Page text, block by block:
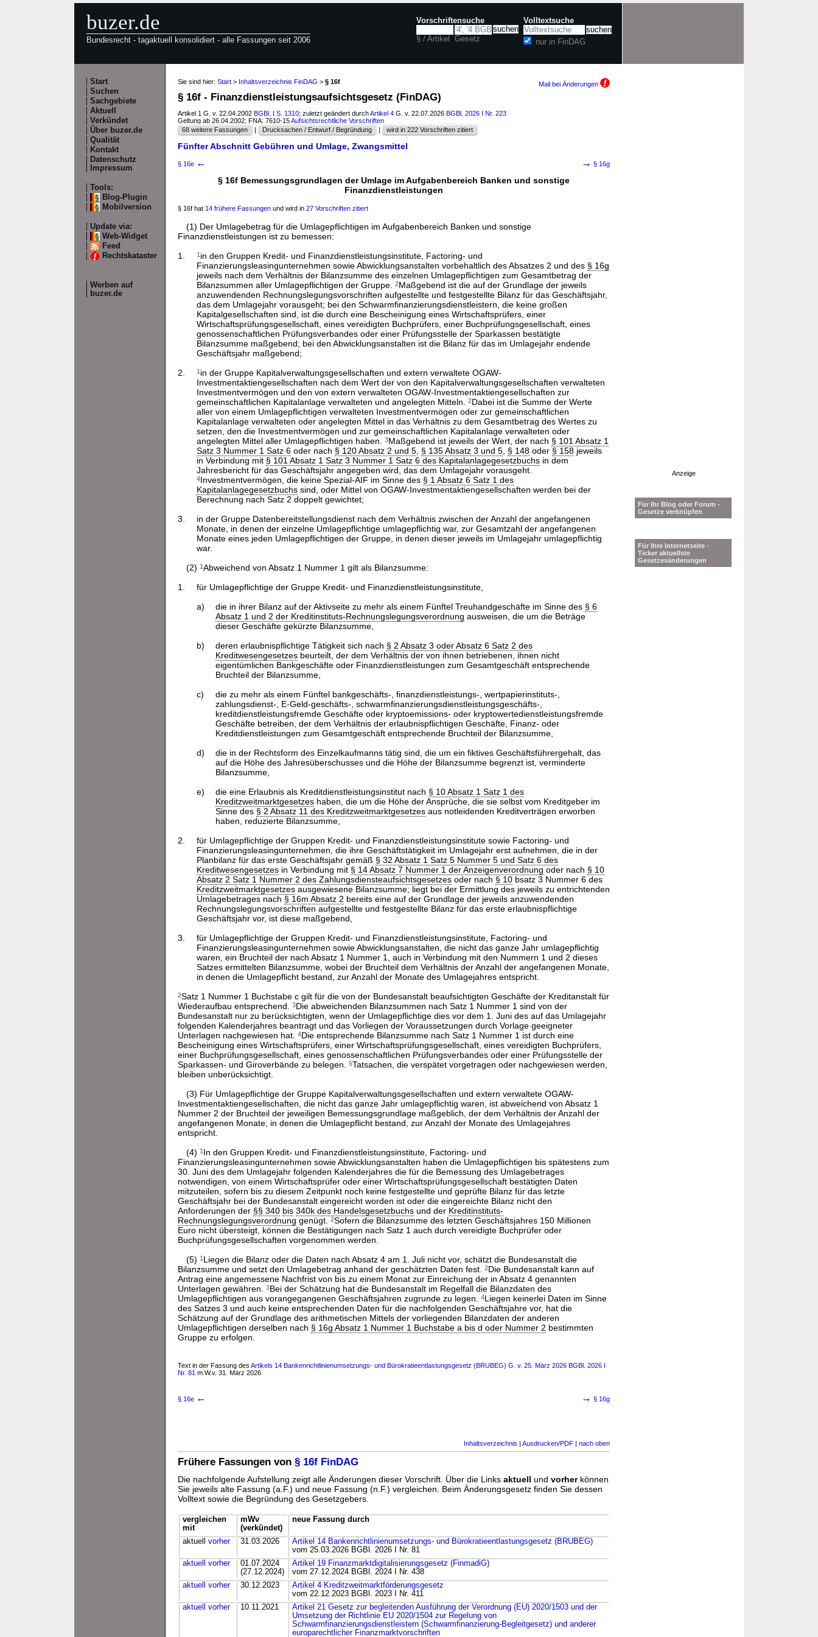
buzer.de
Bundesrecht - tagaktuell konsolidiert - alle Fassungen seit 2006
Vorschriftensuche
§ / Artikel Gesetz
Volltextsuche
nur in FinDAG
Start
Suchen
Sachgebiete
Aktuell
Verkündet
Über buzer.de
Qualität
Kontakt
Datenschutz
Impressum
Tools:
Blog-Plugin
Mobilversion
Update via:
Web-Widget
Feed
Rechtskataster
Werben auf
buzer.de
Sie sind hier: Start > Inhaltsverzeichnis FinDAG > § 16f Mail bei Änderungen
§ 16f - Finanzdienstleistungsaufsichtsgesetz (FinDAG)
Artikel 1 G. v. 22.04.2002 BGBl. I S. 1310; zuletzt geändert durchArtikel 4 G. v. 22.07.2026 BGBl. 2026 I Nr. 223
Geltung ab 26.04.2002; FNA: 7610-15Aufsichtsrechtliche Vorschriften
68 weitere Fassungen
| Drucksachen / Entwurf / Begründung | wird in 222 Vorschriften zitiert
Fünfter Abschnitt Gebühren und Umlage, Zwangsmittel
§ 16e ← → § 16g
§ 16f Bemessungsgrundlagen der Umlage im Aufgabenbereich Banken und sonstige
Finanzdienstleistungen
§ 16f hat 14 frühere Fassungen und wird in 27 Vorschriften zitiert
(1) Der Umlagebetrag für die Umlagepflichtigen im Aufgabenbereich Banken und sonstige
Finanzdienstleistungen ist zu bemessen:
1.
1in den Gruppen Kredit- und Finanzdienstleistungsinstitute, Factoring- und
Finanzierungsleasingunternehmen sowie Abwicklungsanstalten vorbehaltlich des Absatzes 2 und des § 16g
jeweils nach dem Verhältnis der Bilanzsumme des einzelnen Umlagepflichtigen zum Gesamtbetrag der
Bilanzsummen aller Umlagepflichtigen der Gruppe.
2Maßgebend ist die auf der Grundlage der jeweils
anzuwendenden Rechnungslegungsvorschriften aufgestellte und festgestellte Bilanz für das Geschäftsjahr,
das dem Umlagejahr vorausgeht; bei den Schwarmfinanzierungsdienstleistern, die keine großen
Kapitalgesellschaften sind, ist die durch eine Bescheinigung eines Wirtschaftsprüfers, einer
Wirtschaftsprüfungsgesellschaft, eines vereidigten Buchprüfers, einer Buchprüfungsgesellschaft, eines
genossenschaftlichen Prüfungsverbandes oder einer Prüfungsstelle der Sparkassen bestätigte
Bilanzsumme maßgebend; bei den Abwicklungsanstalten ist die Bilanz für das im Umlagejahr endende
Geschäftsjahr maßgebend;
2.
1in der Gruppe Kapitalverwaltungsgesellschaften und extern verwaltete OGAW-
Investmentaktiengesellschaften nach dem Wert der von den Kapitalverwaltungsgesellschaften verwalteten
Investmentvermögen und den von extern verwalteten OGAW-Investmentaktiengesellschaften zur
gemeinschaftlichen Kapitalanlage verwalteten und angelegten Mitteln.
2Dabei ist die Summe der Werte
aller von einem Umlagepflichtigen verwalteten Investmentvermögen oder zur gemeinschaftlichen
Kapitalanlage verwalteten oder angelegten Mittel in das Verhältnis zu dem Gesamtbetrag des Wertes zu
setzen, den die Investmentvermögen und zur gemeinschaftlichen Kapitalanlage verwalteten oder
angelegten Mittel aller Umlagepflichtigen haben.
3Maßgebend ist jeweils der Wert, der nach § 101 Absatz 1
Satz 3 Nummer 1 Satz 6oder nach § 120 Absatz 2 und 5, § 135 Absatz 3 und 5, § 148oder § 158jeweils
in Verbindung mit § 101 Absatz 1 Satz 3 Nummer 1 Satz 6 des Kapitalanlagegesetzbuchsin dem
Jahresbericht für das Geschäftsjahr angegeben wird, das dem Umlagejahr vorausgeht.
4Investmentvermögen, die keine Spezial-AIF im Sinne des § 1 Absatz 6 Satz 1 des
Kapitalanlagegesetzbuchssind, oder Mittel von OGAW-Investmentaktiengesellschaften werden bei der
Berechnung nach Satz 2 doppelt gewichtet;
3.
in der Gruppe Datenbereitstellungsdienst nach dem Verhältnis zwischen der Anzahl der angefangenen
Monate, in denen der einzelne Umlagepflichtige umlagepflichtig war, zur Gesamtzahl der angefangenen
Monate eines jeden Umlagepflichtigen der Gruppe, in denen dieser jeweils im Umlagejahr umlagepflichtig
war.
(2) 1Abweichend von Absatz 1 Nummer 1 gilt als Bilanzsumme:
1.
für Umlagepflichtige der Gruppe Kredit- und Finanzdienstleistungsinstitute,
a)
die in ihrer Bilanz auf der Aktivseite zu mehr als einem Fünftel Treuhandgeschäfte im Sinne des § 6
Absatz 1 und 2 der Kreditinstituts-Rechnungslegungsverordnung ausweisen, die um die Beträge
dieser Geschäfte gekürzte Bilanzsumme,
b)
deren erlaubnispflichtige Tätigkeit sich nach § 2 Absatz 3 oder Absatz 6 Satz 2 des
Kreditwesengesetzesbeurteilt, der dem Verhältnis der von ihnen betriebenen, ihnen nicht
eigentümlichen Bankgeschäfte oder Finanzdienstleistungen zum Gesamtgeschäft entsprechende
Bruchteil der Bilanzsumme,
c)
die zu mehr als einem Fünftel bankgeschäfts-, finanzdienstleistungs-, wertpapierinstituts-,
zahlungsdienst-, E-Geld-geschäfts-, schwarmfinanzierungsdienstleistungsgeschäfts-,
kreditdienstleistungsfremde Geschäfte oder kryptoemissions- oder kryptowertedienstleistungsfremde
Geschäfte betreiben, der dem Verhältnis der erlaubnispflichtigen Geschäfte, Finanz- oder
Kreditdienstleistungen zum Gesamtgeschäft entsprechende Bruchteil der Bilanzsumme,
d)
die in der Rechtsform des Einzelkaufmanns tätig sind, die um ein fiktives Geschäftsführergehalt, das
auf die Höhe des Jahresüberschusses und die Höhe der Bilanzsumme begrenzt ist, verminderte
Bilanzsumme,
e)
die eine Erlaubnis als Kreditdienstleistungsinstitut nach § 10 Absatz 1 Satz 1 des
Kreditzweitmarktgesetzeshaben, die um die Höhe der Ansprüche, die sie selbst vom Kreditgeber im
Sinne des § 2 Absatz 11 des Kreditzweitmarktgesetzesaus notleidenden Kreditverträgen erworben
haben, reduzierte Bilanzsumme,
2.
für Umlagepflichtige der Gruppen Kredit- und Finanzdienstleistungsinstitute sowie Factoring- und
Finanzierungsleasingunternehmen, die ihre Geschäftstätigkeit im Umlagejahr erst aufnehmen, die in der
Planbilanz für das erste Geschäftsjahr gemäß § 32 Absatz 1 Satz 5 Nummer 5 und Satz 6 des
Kreditwesengesetzesin Verbindung mit § 14 Absatz 7 Nummer 1 der Anzeigenverordnung oder nach § 10
Absatz 2 Satz 1 Nummer 2 des Zahlungsdiensteaufsichtsgesetzesoder nach § 10bsatz 3 Nummer 6 des
Kreditzweitmarktgesetzesausgewiesene Bilanzsumme; liegt bei der Ermittlung des jeweils zu entrichtenden
Umlagebetrages nach § 16m Absatz 2 bereits eine auf der Grundlage der jeweils anzuwendenden
Rechnungslegungsvorschriften aufgestellte und festgestellte Bilanz für das erste erlaubnispflichtige
Geschäftsjahr vor, ist diese maßgebend,
3.
für Umlagepflichtige der Gruppen Kredit- und Finanzdienstleistungsinstitute, Factoring- und
Finanzierungsleasingunternehmen sowie Abwicklungsanstalten, die nicht das ganze Jahr umlagepflichtig
waren, ein Bruchteil der nach Absatz 1 Nummer 1, auch in Verbindung mit den Nummern 1 und 2 dieses
Satzes ermittelten Bilanzsumme, wobei der Bruchteil dem Verhältnis der Anzahl der angefangenen Monate,
in denen die Umlagepflicht bestand, zur Anzahl der Monate des Umlagejahres entspricht.
2Satz 1 Nummer 1 Buchstabe c gilt für die von der Bundesanstalt beaufsichtigten Geschäfte der Kreditanstalt für
Wiederaufbau entsprechend.
3Die abweichenden Bilanzsummen nach Satz 1 Nummer 1 sind von der
Bundesanstalt nur zu berücksichtigten, wenn der Umlagepflichtige dies vor dem 1. Juni des auf das Umlagejahr
folgenden Kalenderjahres beantragt und das Vorliegen der Voraussetzungen durch Vorlage geeigneter
Unterlagen nachgewiesen hat.
4Die entsprechende Bilanzsumme nach Satz 1 Nummer 1 ist durch eine
Bescheinigung eines Wirtschaftsprüfers, einer Wirtschaftsprüfungsgesellschaft, eines vereidigten Buchprüfers,
einer Buchprüfungsgesellschaft, eines genossenschaftlichen Prüfungsverbandes oder einer Prüfungsstelle der
Sparkassen- und Giroverbände zu belegen.
5Tatsachen, die verspätet vorgetragen oder nachgewiesen werden,
bleiben unberücksichtigt.
(3) Für Umlagepflichtige der Gruppe Kapitalverwaltungsgesellschaften und extern verwaltete OGAW-
Investmentaktiengesellschaften, die nicht das ganze Jahr umlagepflichtig waren, ist abweichend von Absatz 1
Nummer 2 der Bruchteil der jeweiligen Bemessungsgrundlage maßgeblich, der dem Verhältnis der Anzahl der
angefangenen Monate, in denen die Umlagepflicht bestand, zur Anzahl der Monate des Umlagejahres
entspricht.
(4) 1In den Gruppen Kredit- und Finanzdienstleistungsinstitute, Factoring- und
Finanzierungsleasingunternehmen sowie Abwicklungsanstalten haben die Umlagepflichtigen bis spätestens zum
30. Juni des dem Umlagejahr folgenden Kalenderjahres die für die Bemessung des Umlagebetrages
notwendigen, von einem Wirtschaftsprüfer oder einer Wirtschaftsprüfungsgesellschaft bestätigten Daten
mitzuteilen, sofern bis zu diesem Zeitpunkt noch keine festgestellte und geprüfte Bilanz für das letzte
Geschäftsjahr bei der Bundesanstalt eingereicht worden ist oder die eingereichte Bilanz nicht den
Anforderungen der §§ 340 bis 340k des Handelsgesetzbuchs und der Kreditinstituts-
Rechnungslegungsverordnung genügt. 2Sofern die Bilanzsumme des letzten Geschäftsjahres 150 Millionen
Euro nicht übersteigt, können die Bestätigungen nach Satz 1 auch durch vereidigte Buchprüfer oder
Buchprüfungsgesellschaften vorgenommen werden.
(5) 1Liegen die Bilanz oder die Daten nach Absatz 4 am 1. Juli nicht vor, schätzt die Bundesanstalt die
Bilanzsumme und setzt den Umlagebetrag anhand der geschätzten Daten fest.
2Die Bundesanstalt kann auf
Antrag eine angemessene Nachfrist von bis zu einem Monat zur Einreichung der in Absatz 4 genannten
Unterlagen gewähren.
3Bei der Schätzung hat die Bundesanstalt im Regelfall die Bilanzdaten des
Umlagepflichtigen aus vorangegangenen Geschäftsjahren zugrunde zu legen.
4Liegen keinerlei Daten im Sinne
des Satzes 3 und auch keine entsprechenden Daten für die nachfolgenden Geschäftsjahre vor, hat die
Schätzung auf der Grundlage des arithmetischen Mittels der vorliegenden Bilanzdaten der anderen
Umlagepflichtigen derselben nach § 16g Absatz 1 Nummer 1 Buchstabe a bis d oder Nummer 2 bestimmten
Gruppe zu erfolgen.
Text in der Fassung des Artikels 14 Bankenrichtlinienumsetzungs- und Bürokratieentlastungsgesetz (BRUBEG) G. v. 25. März 2026 BGBl. 2026 I
Nr. 81 m.W.v. 31. März 2026
§ 16e ← → § 16g
Inhaltsverzeichnis | Ausdrucken/PDF | nach oben
Frühere Fassungen von § 16f FinDAG
Die nachfolgende Aufstellung zeigt alle Änderungen dieser Vorschrift. Über die Links aktuell und vorherkönnen
Sie jeweils alte Fassung (a.F.) und neue Fassung (n.F.) vergleichen. Beim Änderungsgesetz finden Sie dessen
Volltext sowie die Begründung des Gesetzgebers.
vergleichen
mit
mWv
(verkündet)
neue Fassung durch
aktuell vorher 31.03.2026
Artikel 14 Bankenrichtlinienumsetzungs- und Bürokratieentlastungsgesetz (BRUBEG)
vom 25.03.2026 BGBl. 2026 I Nr. 81
aktuell
vorher
01.07.2024
(27.12.2024)
Artikel 19 Finanzmarktdigitalisierungsgesetz (FinmadiG)
vom 27.12.2024 BGBl. 2024 I Nr. 438
aktuell
vorher 30.12.2023
Artikel 4 Kreditzweitmarktförderungsgesetz
vom 22.12.2023 BGBl. 2023 I Nr. 411
aktuell
vorher 10.11.2021
Artikel 21 Gesetz zur begleitenden Ausführung der Verordnung (EU) 2020/1503 und der
Umsetzung der Richtlinie EU 2020/1504 zur Regelung von
Schwarmfinanzierungsdienstleistern (Schwarmfinanzierung-Begleitgesetz) und anderer
europarechtlicher Finanzmarktvorschriften
Anzeige
Für Ihr Blog oder Forum -
Gesetze verknüpfen
Für Ihre Internetseite -
Ticker aktuellste
Gesetzesänderungen